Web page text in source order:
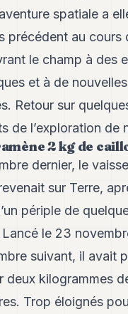
spatiale a
précédent au cours
le champ à des
et à de nouvelles
Retour sur
de l’exploration de
2 kg de
dernier, le
sur Terre,
périple de
le 23
suivant, il avait
deux kilogrammes
Trop éloignés